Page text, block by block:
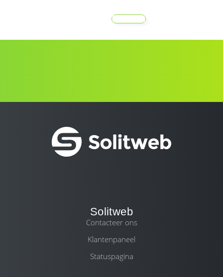
MENU
Solitweb
Contacteer ons
Klantenpaneel
Statuspagina